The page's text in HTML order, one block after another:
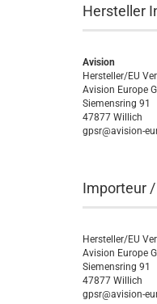
Hersteller
Avision
Hersteller/EU
Avision Europe
Siemensring 91
47877 Willich
gpsr@avision-
Importeur
Hersteller/EU
Avision Europe
Siemensring 91
47877 Willich
gpsr@avision-